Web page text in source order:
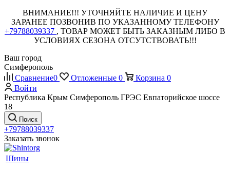
ВНИМАНИЕ!!! УТОЧНЯЙТЕ НАЛИЧИЕ И ЦЕНУ
ЗАРАНЕЕ ПОЗВОНИВ ПО УКАЗАННОМУ ТЕЛЕФОНУ
+79788039337 , ТОВАР МОЖЕТ БЫТЬ ЗАКАЗНЫМ ЛИБО В
УСЛОВИЯХ СЕЗОНА ОТСУТСТВОВАТЬ!!!
Ваш город
Симферополь
Сравнение0 Отложенные 0 Корзина 0
Войти
Республика Крым Симферополь ГРЭС Евпаторийское шоссе
18
Поиск
+79788039337
Заказать звонок
Шины